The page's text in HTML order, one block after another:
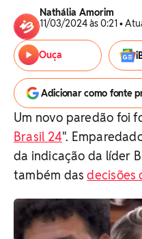
Nathália Amorim
11/03/2024 às 0:21 •
Ouça
Adicionar como fonte
Um novo paredão foi
Brasil 24".
da indicação da líder
também dasdecisões